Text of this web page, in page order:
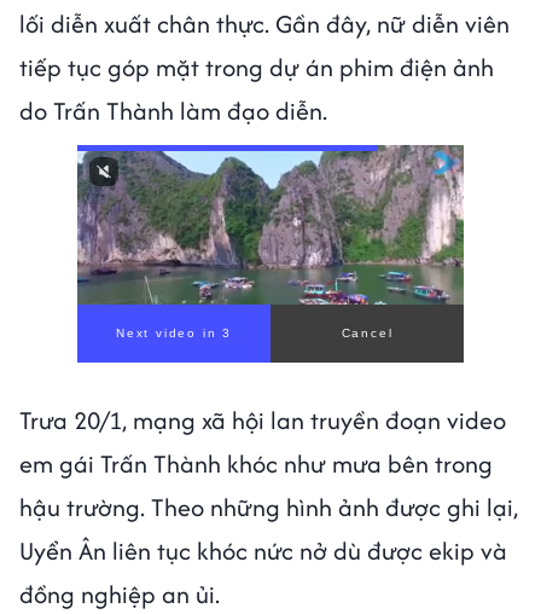
lối diễn xuất chân thực. Gần đây, nữ diễn viên
tiếp tục góp mặt trong dự án phim điện ảnh
do Trấn Thành làm đạo diễn.
Next video in 1 Cancel
Trưa 20/1, mạng xã hội lan truyền đoạn video
em gái Trấn Thành khóc như mưa bên trong
hậu trường. Theo những hình ảnh được ghi lại,
Uyển Ân liên tục khóc nức nở dù được ekip và
đồng nghiệp an ủi.